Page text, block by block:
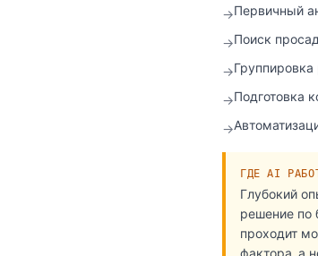
→Первичный
→Поиск
→Группировка
→Подготовка
→
ГДЕ AI
Глубокий
решение по
проходит